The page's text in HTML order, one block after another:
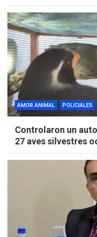
AMOR ANIMAL POLICIALES
Controlaron un
27 aves silvestres